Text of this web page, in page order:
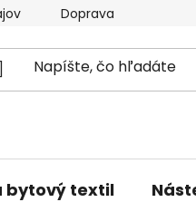
Doprava a platba
bytový textil